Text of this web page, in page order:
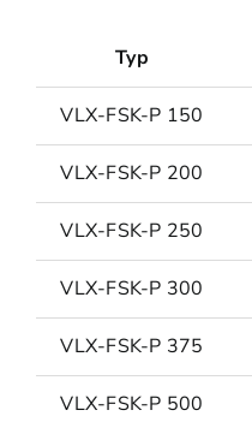
Typ
VLX-FSK-P 150
VLX-FSK-P 200
VLX-FSK-P 250
VLX-FSK-P 300
VLX-FSK-P 375
VLX-FSK-P 500